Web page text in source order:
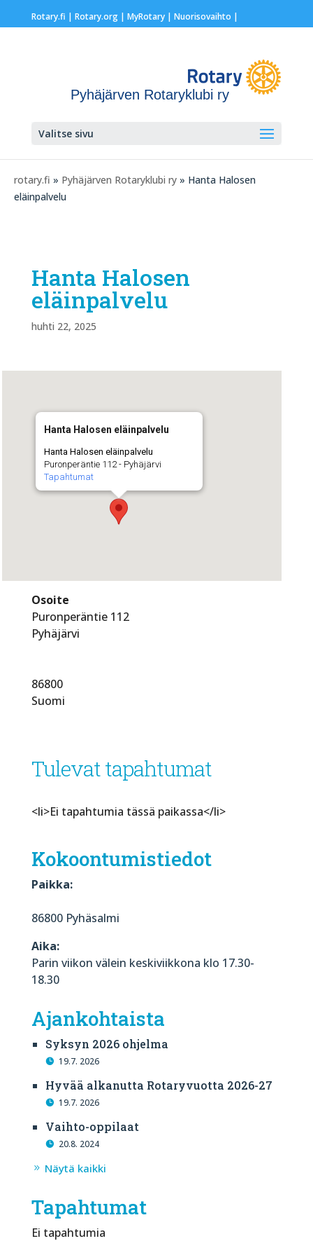
Rotary.fi | Rotary.org| MyRotary | Nuorisovaihto |
Pyhäjärven Rotaryklubi ry
Valitse sivu
rotary.fi » Pyhäjärven Rotaryklubi ry » Hanta Halosen
eläinpalvelu
Hanta Halosen
eläinpalvelu
huhti 22, 2025
Hanta Halosen eläinpalvelu
Hanta Halosen eläinpalvelu
Puronperäntie 112 - Pyhäjärvi
Tapahtumat
Osoite
Puronperäntie 112
Pyhäjärvi
86800
Suomi
Tulevat tapahtumat
<li>Ei tapahtumia tässä paikassa</li>
Kokoontumistiedot
Paikka:
86800 Pyhäsalmi
Aika:
Parin viikon välein keskiviikkona klo 17.30-
18.30
Ajankohtaista
Syksyn 2026 ohjelma
19.7. 2026
Hyvää alkanutta Rotaryvuotta 2026-27
19.7. 2026
Vaihto-oppilaat
20.8. 2024
Näytä kaikki
Tapahtumat
Ei tapahtumia